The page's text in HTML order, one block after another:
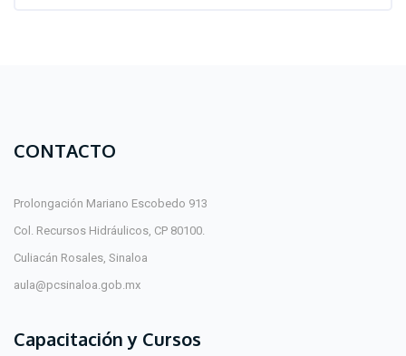
CONTACTO
Prolongación Mariano Escobedo 913
Col. Recursos Hidráulicos, CP 80100.
Culiacán Rosales, Sinaloa
aula@pcsinaloa.gob.mx
Capacitación y Cursos